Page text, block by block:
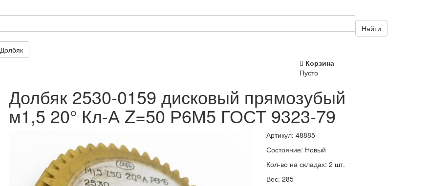
Найти
Долбяк
Корзина
Пусто
Долбяк 2530-0159 дисковый прямозубый
м1,5 20° Кл-А Z=50 Р6М5 ГОСТ 9323-79
Артикул: 48885
Состояние: Новый
Кол-во на складах: 2 шт.
Вес: 285